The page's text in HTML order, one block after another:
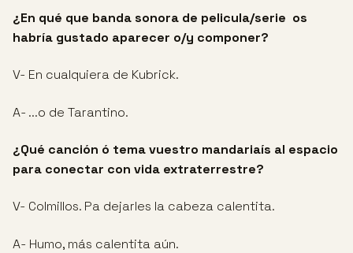
¿En qué que banda sonora de pelicula/serie os
habría gustado aparecer o/y componer?
V- En cualquiera de Kubrick.
A- ...o de Tarantino.
¿Qué canción ó tema vuestro mandariaís al espacio
para conectar con vida extraterrestre?
V- Colmillos. Pa dejarles la cabeza calentita.
A- Humo, más calentita aún.